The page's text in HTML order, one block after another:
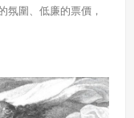
氛圍、低廉的票價，
主張任何費用、補